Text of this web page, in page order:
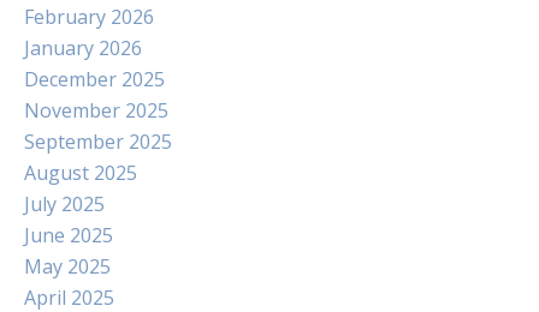
February 2026
January 2026
December 2025
November 2025
September 2025
August 2025
July 2025
June 2025
May 2025
April 2025